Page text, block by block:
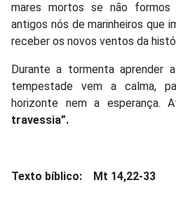
mares mortos se não
antigos nós de marinheiros que
receber os novos ventos da
Durante a tormenta aprender
tempestade vem a calma,
horizonte nem a esperança.
travessia”.
Texto bíblico: Mt 14,22-33